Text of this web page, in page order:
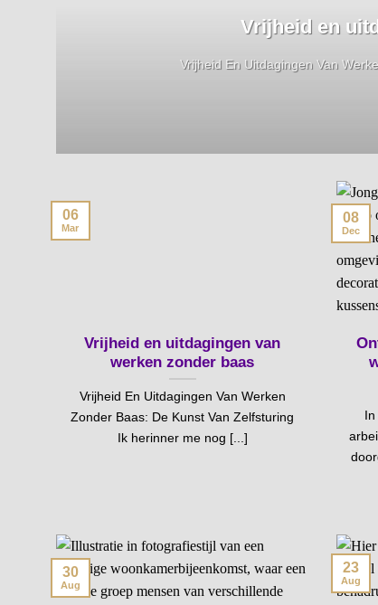
Vrijheid en
Vrijheid En Uitdagingen Van
Vrijheid en uitdagingen van
werken zonder baas
Vrijheid En Uitdagingen Van Werken
Zonder Baas: De Kunst Van Zelfsturing
Ik herinner me nog [...]
06
Mar
08
Dec
30
Aug
23
Aug